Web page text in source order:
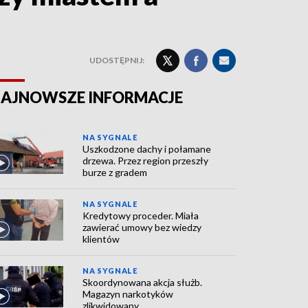
UDOSTĘPNIJ:
INFORMACJE
NA SYGNALE
Uszkodzone dachy i połamane
drzewa. Przez region przeszły
burze z gradem
NA SYGNALE
Kredytowy proceder. Miała
zawierać umowy bez wiedzy
klientów
NA SYGNALE
Skoordynowana akcja służb.
Magazyn narkotyków
zlikwidowany